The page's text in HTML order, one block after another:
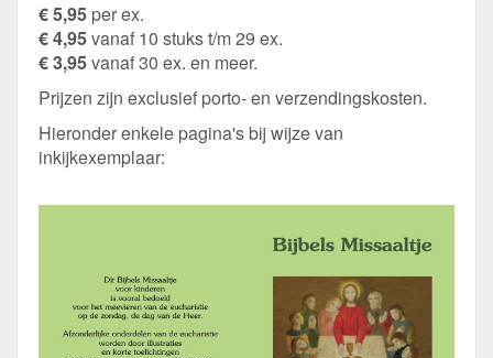
€ 5,95 per ex.
€ 4,95vanaf 10 stuks t/m 29 ex.
€ 3,95vanaf 30 ex. en meer.
Prijzen zijn exclusief porto- en verzendingskosten.
Hieronder enkele pagina's bij wijze van
inkijkexemplaar: